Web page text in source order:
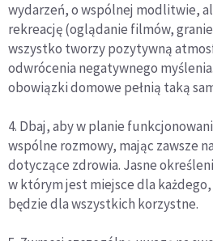
wydarzeń, o wspólnej modlitwie,
rekreację (oglądanie filmów,
wszystko tworzy pozytywną
odwrócenia negatywnego
obowiązki domowe pełnią taką
4. Dbaj, aby w planie
wspólne rozmowy, mając zawsze
dotyczące zdrowia. Jasne
w którym jest miejsce dla
będzie dla wszystkich korzystne.